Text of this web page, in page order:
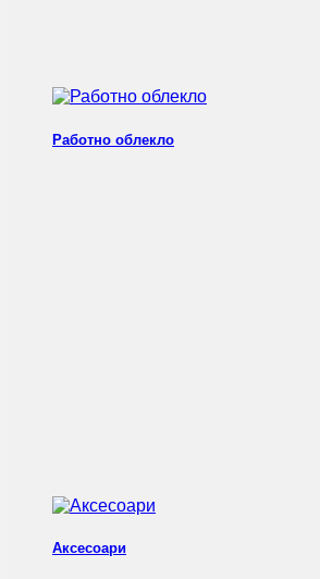
Работно облекло
Аксесоари